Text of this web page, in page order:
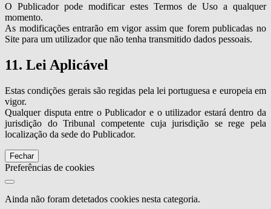
O Publicador pode modificar estes Termos de Uso a qualquer
momento.
As modificações entrarão em vigor assim que forem publicadas no
Site para um utilizador que não tenha transmitido dados pessoais.
11. Lei Aplicável
Estas condições gerais são regidas pela lei portuguesa e europeia em
vigor.
Qualquer disputa entre o Publicador e o utilizador estará dentro da
jurisdição do Tribunal competente cuja jurisdição se rege pela
localização da sede do Publicador.
Fechar
Preferências de cookies
Ainda não foram detetados cookies nesta categoria.